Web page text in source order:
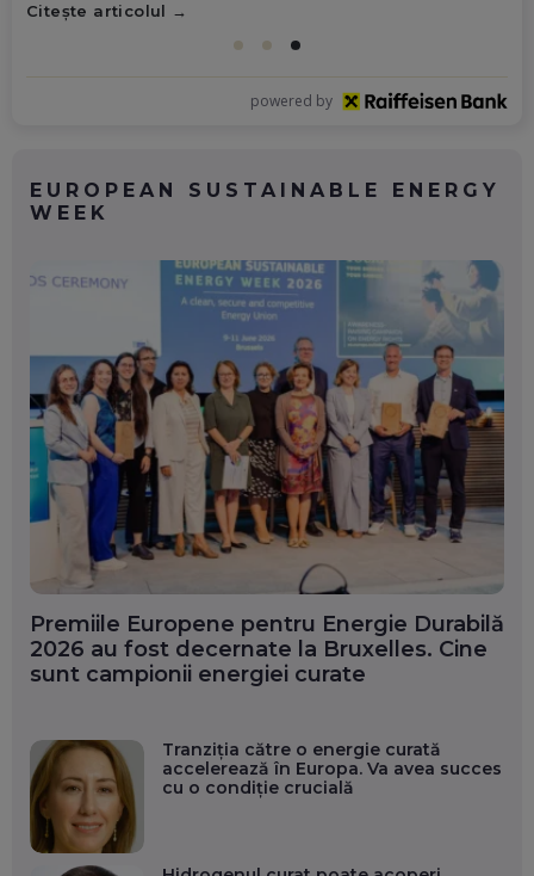
Citește articolul
powered by
EUROPEAN SUSTAINABLE ENERGY
WEEK
Premiile Europene pentru Energie Durabilă
2026 au fost decernate la Bruxelles. Cine
sunt campionii energiei curate
Tranziția către o energie curată
accelerează în Europa. Va avea succes
cu o condiție crucială